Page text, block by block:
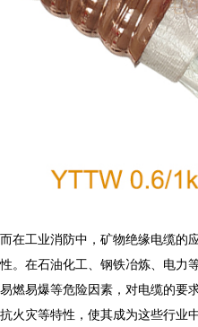
而在工业消防中， 矿物绝缘电缆的
性。在石油化工、钢铁冶炼、电力
易燃易爆等危险因素，对电缆的要
抗火灾等特性，使其成为这些行业